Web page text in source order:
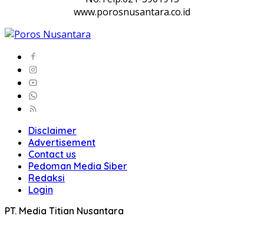
www.porosnusantara.co.id
Disclaimer
Advertisement
Contact us
Pedoman Media Siber
Redaksi
Login
PT. Media Titian Nusantara